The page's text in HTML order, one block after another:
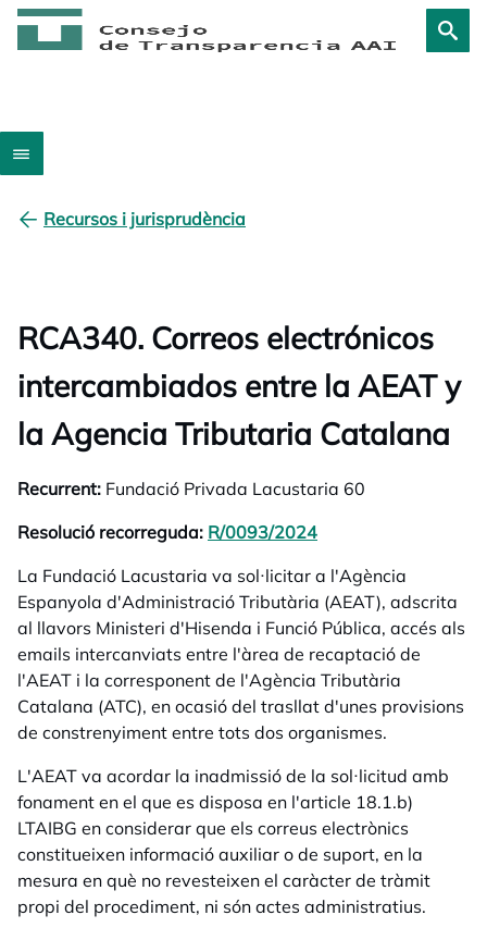
Recursos i jurisprudència
RCA340. Correos electrónicos
intercambiados entre la AEAT y
la Agencia Tributaria Catalana
Recurrent: Fundació Privada Lacustaria 60
Resolució recorreguda: R/0093/2024
La Fundació Lacustaria va sol·licitar a l'Agència
Espanyola d'Administració Tributària (AEAT), adscrita
al llavors Ministeri d'Hisenda i Funció Pública, accés als
emails intercanviats entre l'àrea de recaptació de
l'AEAT i la corresponent de l'Agència Tributària
Catalana (ATC), en ocasió del trasllat d'unes provisions
de constrenyiment entre tots dos organismes.
L'AEAT va acordar la inadmissió de la sol·licitud amb
fonament en el que es disposa en l'article 18.1.b)
LTAIBG en considerar que els correus electrònics
constitueixen informació auxiliar o de suport, en la
mesura en què no revesteixen el caràcter de tràmit
propi del procediment, ni són actes administratius.